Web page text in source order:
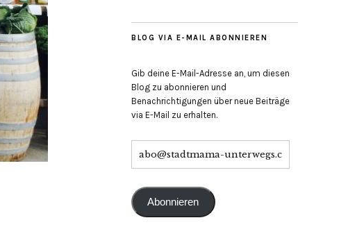
BLOG VIA E-MAIL ABONNIEREN
Gib deine E-Mail-Adresse an, um diesen
Blog zu abonnieren und
Benachrichtigungen über neue Beiträge
via E-Mail zu erhalten.
Abonnieren